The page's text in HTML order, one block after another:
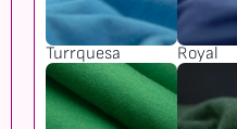
Turrquesa Royal